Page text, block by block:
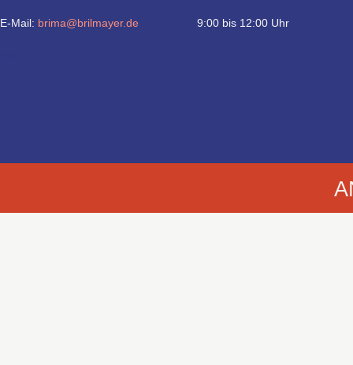
E-Mail: brima@brilmayer.de 9:00 bis 12:00 Uhr